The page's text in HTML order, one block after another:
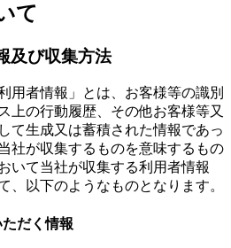
て
及び収集方法
用者情報」とは、お客様等の識別
上の行動履歴、その他お客様等又
て生成又は蓄積された情報であっ
社が収集するものを意味するもの
いて当社が収集する利用者情報
、以下のようなものとなります。
だく情報